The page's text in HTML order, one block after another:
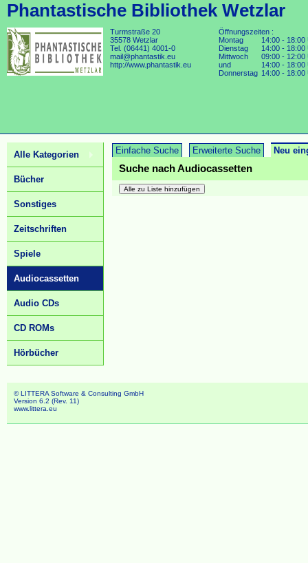
Phantastische Bibliothek Wetzlar
Turmstraße 20
35578 Wetzlar
Tel. (06441) 4001-0
mail@phantastik.eu
http://www.phantastik.eu
Öffnungszeiten :
Montag
14:00 - 18:00
Dienstag
14:00 - 18:00
Mittwoch
09:00 - 12:00
und
14:00 - 18:00
Donnerstag 14:00 - 18:00
Einfache Suche Erweiterte Suche Neu
Suche nach Audiocassetten
Alle Kategorien
Bücher
Sonstiges
Zeitschriften
Spiele
Audiocassetten
Audio CDs
CD ROMs
Hörbücher
© LITTERA Software & Consulting GmbH
Version 6.2 (Rev. 11)
www.littera.eu